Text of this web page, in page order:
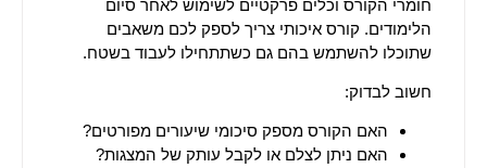
חומרי הקורס וכלים פרקטיים לשימוש לאחר סיום
הלימודים. קורס איכותי צריך לספק לכם משאבים
שתוכלו להשתמש בהם גם כשתתחילו לעבוד בשטח.
חשוב לבדוק:
האם הקורס מספק סיכומי שיעורים מפורטים?
האם ניתן לצלם או לקבל עותק של המצגות?